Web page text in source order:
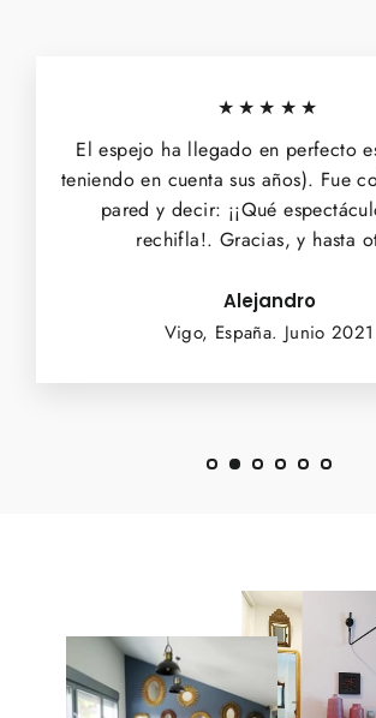
★★★★★
El espejo ha llegado en perfecto
teniendo en cuenta sus años). Fue
pared y decir: ¡¡Qué
rechifla!. Gracias, y hasta
Alejandro
Vigo, España. Junio 2021